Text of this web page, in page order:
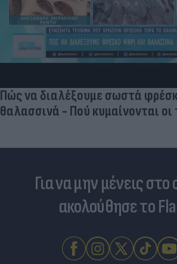
Πώς να διαλέξουμε σωστά
θαλασσινά - Πού κυμαίνονται οι
Για να μην μένεις στο
ακολούθησε το